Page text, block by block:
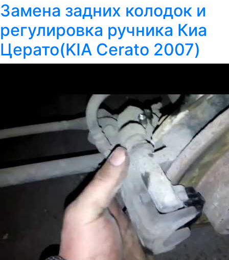
Замена задних колодок и
регулировка ручника Киа
Церато(KIA Cerato 2007)